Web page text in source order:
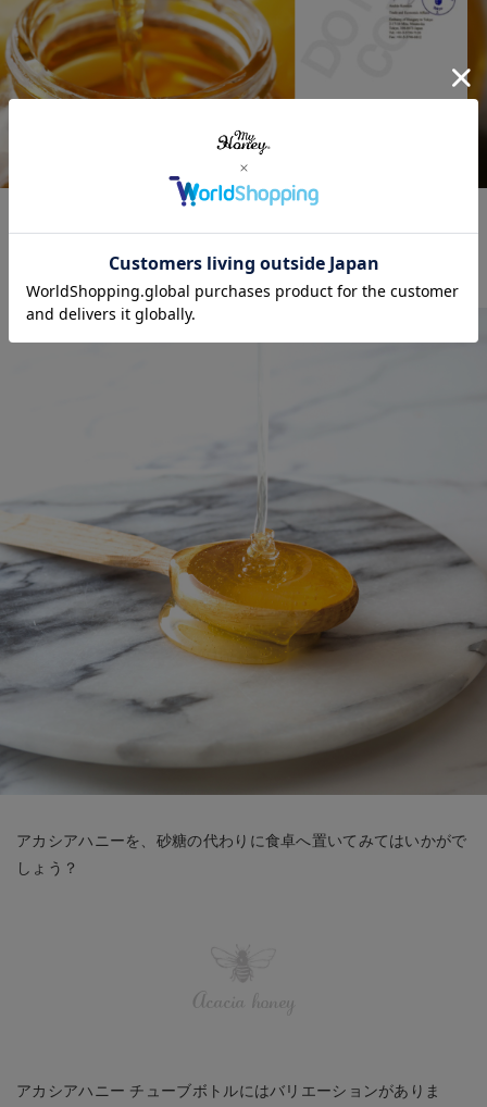
徹底した温度管理により、蜂蜜が本来持つ風味を損なうことな
く、皆さまにお届けしています。
アカシアハニーを、砂糖の代わりに食卓へ置いてみてはいかがで
しょう？
Acacia honey
アカシアハニー チューブボトルにはバリエーションがありま